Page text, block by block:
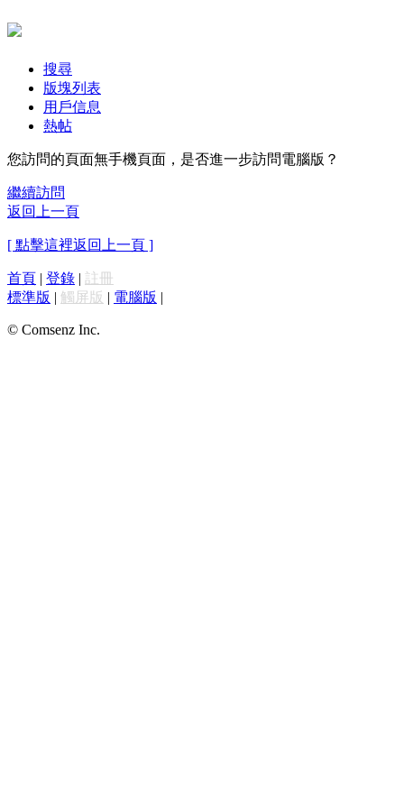
搜尋
版塊列表
用戶信息
熱帖
您訪問的頁面無手機頁面，是否進一步訪問電腦版？
繼續訪問
返回上一頁
[ 點擊這裡返回上一頁 ]
首頁 | 登錄 | 註冊
標準版 | 觸屏版 | 電腦版 |
© Comsenz Inc.